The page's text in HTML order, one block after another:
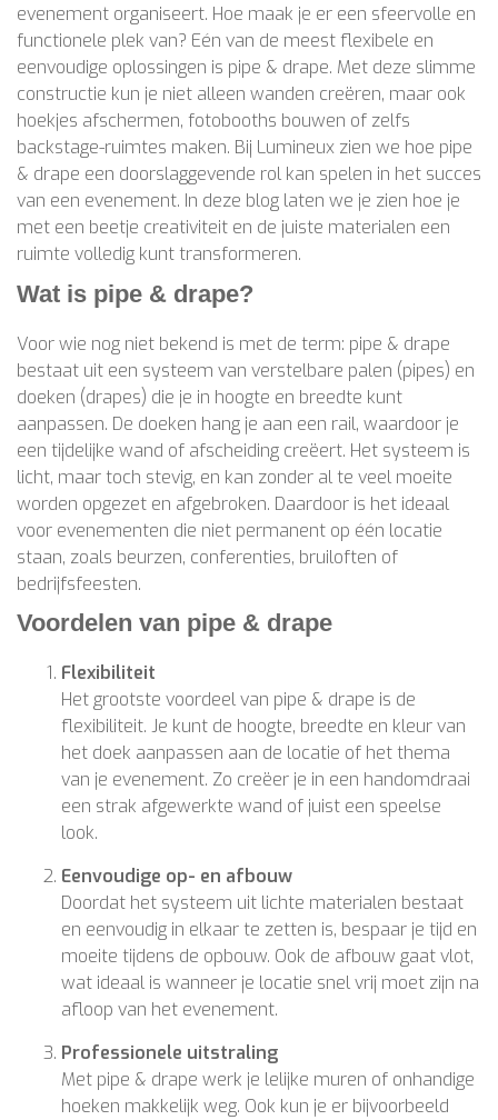
evenement organiseert. Hoe maak je er een sfeervolle en
functionele plek van? Eén van de meest flexibele en
eenvoudige oplossingen is pipe & drape. Met deze slimme
constructie kun je niet alleen wanden creëren, maar ook
hoekjes afschermen, fotobooths bouwen of zelfs
backstage-ruimtes maken. Bij Lumineux zien we hoe pipe
& drape een doorslaggevende rol kan spelen in het succes
van een evenement. In deze blog laten we je zien hoe je
met een beetje creativiteit en de juiste materialen een
ruimte volledig kunt transformeren.
Wat is pipe & drape?
Voor wie nog niet bekend is met de term: pipe & drape
bestaat uit een systeem van verstelbare palen (pipes) en
doeken (drapes) die je in hoogte en breedte kunt
aanpassen. De doeken hang je aan een rail, waardoor je
een tijdelijke wand of afscheiding creëert. Het systeem is
licht, maar toch stevig, en kan zonder al te veel moeite
worden opgezet en afgebroken. Daardoor is het ideaal
voor evenementen die niet permanent op één locatie
staan, zoals beurzen, conferenties, bruiloften of
bedrijfsfeesten.
Voordelen van pipe & drape
Flexibiliteit
Het grootste voordeel van pipe & drape is de
flexibiliteit. Je kunt de hoogte, breedte en kleur van
het doek aanpassen aan de locatie of het thema
van je evenement. Zo creëer je in een handomdraai
een strak afgewerkte wand of juist een speelse
look.
Eenvoudige op- en afbouw
Doordat het systeem uit lichte materialen bestaat
en eenvoudig in elkaar te zetten is, bespaar je tijd en
moeite tijdens de opbouw. Ook de afbouw gaat vlot,
wat ideaal is wanneer je locatie snel vrij moet zijn na
afloop van het evenement.
Professionele uitstraling
Met pipe & drape werk je lelijke muren of onhandige
hoeken makkelijk weg. Ook kun je er bijvoorbeeld